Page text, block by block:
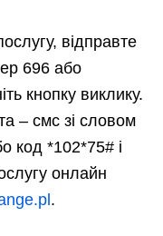
відправте
696 або
кнопку виклику.
– смс зі словом
код *102*75# і
онлайн
.